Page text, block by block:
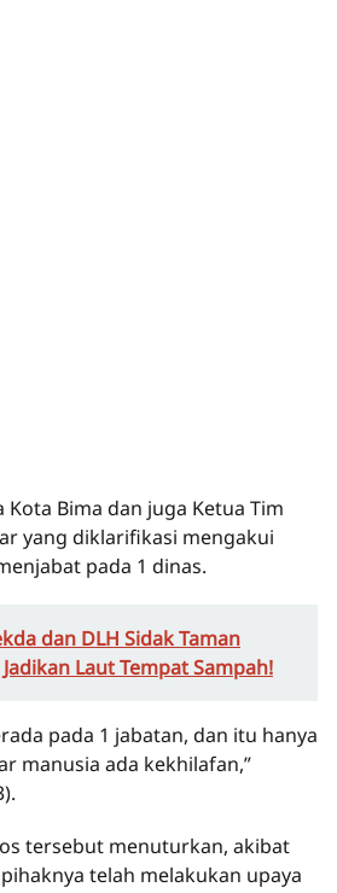
Kota Bima dan juga Ketua Tim
yang diklarifikasi mengakui
pada 1 dinas.
dan DLH Sidak Taman
Laut Tempat Sampah!
pada 1 jabatan, dan itu hanya
manusia ada kekhilafan,”
tersebut menuturkan, akibat
telah melakukan upaya